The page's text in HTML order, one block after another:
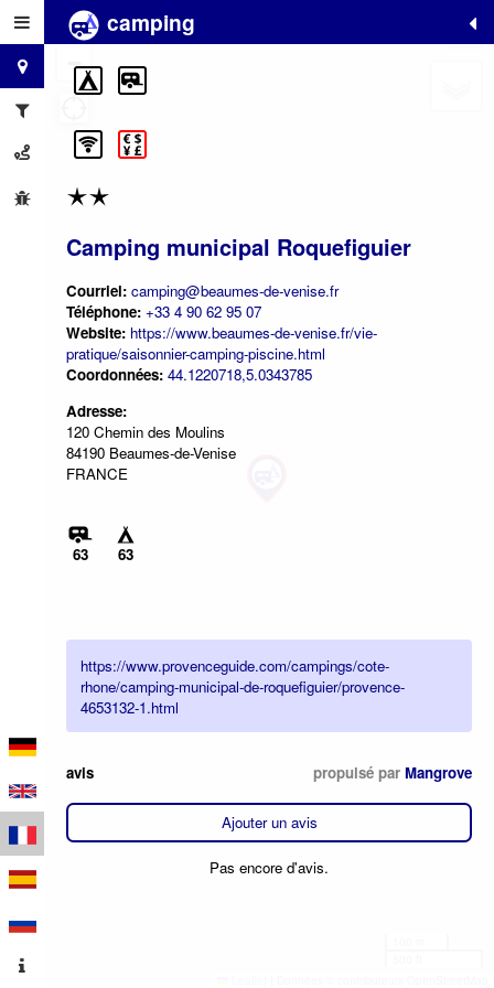
camping
Camping municipal Roquefiguier
Courriel: camping@beaumes-de-venise.fr
Téléphone: +33 4 90 62 95 07
Website: https://www.beaumes-de-venise.fr/vie-
pratique/saisonnier-camping-piscine.html
Coordonnées: 44.1220718,5.0343785
Adresse:
120 Chemin des Moulins
84190 Beaumes-de-Venise
FRANCE
63 63
https://www.provenceguide.com/campings/cote-
rhone/camping-municipal-de-roquefiguier/provence-
4653132-1.html
avis propulsé par Mangrove
Ajouter un avis
Pas encore d'avis.
+
−